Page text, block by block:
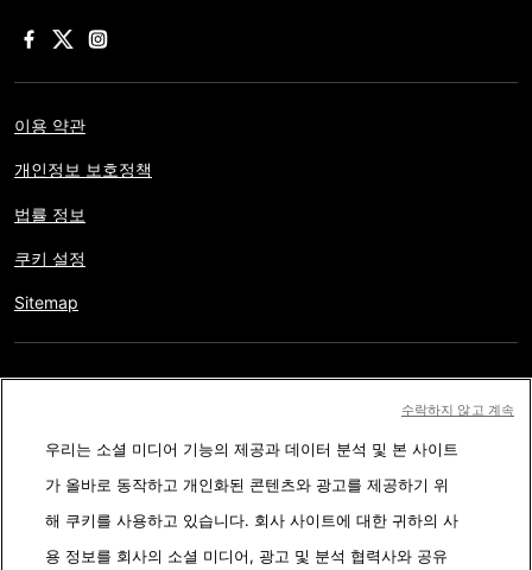
이용 약관
개인정보 보호정책
법률 정보
쿠키 설정
Sitemap
AFP와 계약 없이 저작물의 일부나 전체를 복사, 출판, 방송하는 것은
엄격히 금합니다. 팩트체킹 콘텐츠 내에 묘사된 부분과 링크 형태로
첨부된 부분은 관련 정보의 이해를 돕기 위한 것입니다. AFP는 서드
우리는 소셜 미디어 기능의 제공과 데이터 분석 및 본 사이트
가 올바로 동작하고 개인화된 콘텐츠와 광고를 제공하기 위
해 쿠키를 사용하고 있습니다. 회사 사이트에 대한 귀하의 사
용 정보를 회사의 소셜 미디어, 광고 및 분석 협력사와 공유
수락하지 않고 계속